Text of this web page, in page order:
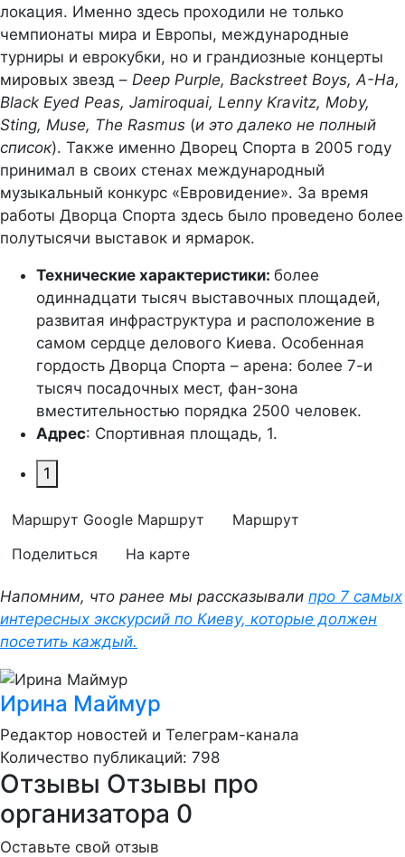
локация. Именно здесь проходили не только
чемпионаты мира и Европы, международные
турниры и еврокубки, но и грандиозные концерты
мировых звезд – Deep Purple, Backstreet Boys, A-Ha,
Black Eyed Peas, Jamiroquai, Lenny Kravitz, Moby,
Sting, Muse, The Rasmus (и это далеко не полный
список). Также именно Дворец Спорта в 2005 году
принимал в своих стенах международный
музыкальный конкурс «Евровидение». За время
работы Дворца Спорта здесь было проведено более
полутысячи выставок и ярмарок.
Технические характеристики: более
одиннадцати тысяч выставочных площадей,
развитая инфраструктура и расположение в
самом сердце делового Киева. Особенная
гордость Дворца Спорта – арена: более 7-и
тысяч посадочных мест, фан-зона
вместительностью порядка 2500 человек.
Адрес: Спортивная площадь, 1.
1
Маршрут Google Маршрут
Маршрут
Поделиться
На карте
Напомним, что ранее мы рассказывали про 7 самых
интересных экскурсий по Киеву, которые должен
посетить каждый.
Ирина Маймур
Редактор новостей и Телеграм-канала
Количество публикаций: 798
Отзывы Отзывы про
организатора 0
Оставьте свой отзыв